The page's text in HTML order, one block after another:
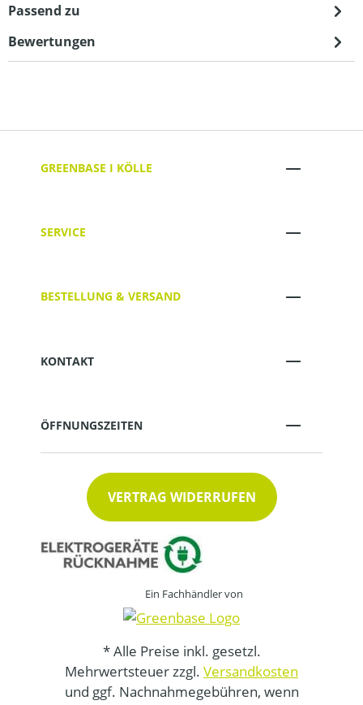
Passend zu
Bewertungen
GREENBASE I KÖLLE
SERVICE
BESTELLUNG & VERSAND
KONTAKT
ÖFFNUNGSZEITEN
VERTRAG WIDERRUFEN
Ein Fachhändler von
* Alle Preise inkl. gesetzl.
Mehrwertsteuer zzgl. Versandkosten
und ggf. Nachnahmegebühren, wenn